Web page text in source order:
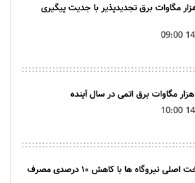
10 هزار مگاوات برق تجدیدپذیر با جدیت پیگیری
تامین سوخت اصلی نیروگاه ها با کاهش ۱۰ درصدی مصرف